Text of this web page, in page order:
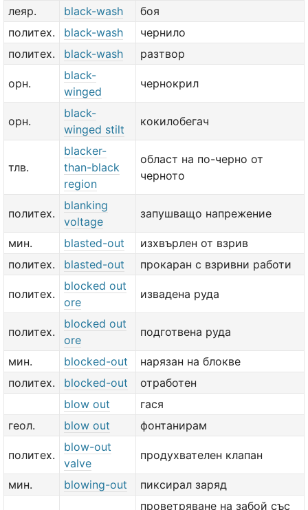
леяр. black-wash
боя
политех.
black-wash
чернило
политех.
black-wash разтвор
орн.
black-
winged
чернокрил
орн.
black-
winged stilt
кокилобегач
тлв.
blacker-
than-black
region
област на по-черно от
черното
политех.
blanking
voltage
запушващо напрежение
мин. blasted-out
изхвърлен от взрив
политех.
blasted-out прокаран с взривни работи
политех.
blocked out
ore
извадена руда
политех.
blocked out
ore
подготвена руда
мин. blocked-out
нарязан на блокве
политех.
blocked-out
отработен
blow out
гася
геол.
blow out фонтанирам
политех.
blow-out
valve
продухвателен клапан
мин. blowing-out пиксирал заряд
проветряване на забой със